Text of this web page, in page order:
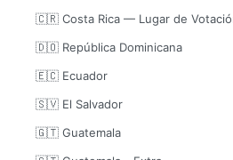
🇨🇷 Costa Rica — Lugar de
🇩🇴 República Dominicana
🇪🇨 Ecuador
🇸🇻 El Salvador
🇬🇹 Guatemala